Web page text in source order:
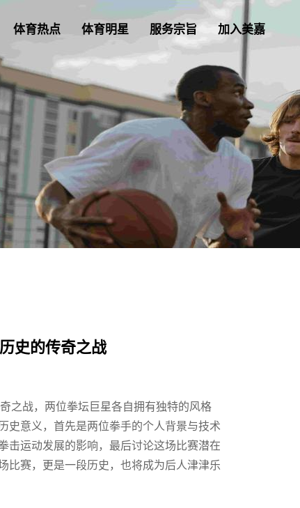
体育热点 体育明星 服务宗旨 加入美嘉
史的传奇之战
之战，两位拳坛巨星各自拥有独特的风格
史意义，首先是两位拳手的个人背景与技术
击运动发展的影响，最后讨论这场比赛潜在
比赛，更是一段历史，也将成为后人津津乐